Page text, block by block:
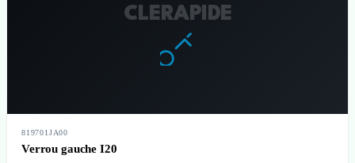
CLERAPIDE
819701JA00
Verrou gauche I20